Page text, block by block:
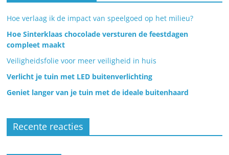
Hoe verlaag ik de impact van speelgoed op het milieu?
Hoe Sinterklaas chocolade versturen de feestdagen
compleet maakt
Veiligheidsfolie voor meer veiligheid in huis
Verlicht je tuin met LED buitenverlichting
Geniet langer van je tuin met de ideale buitenhaard
Recente reacties